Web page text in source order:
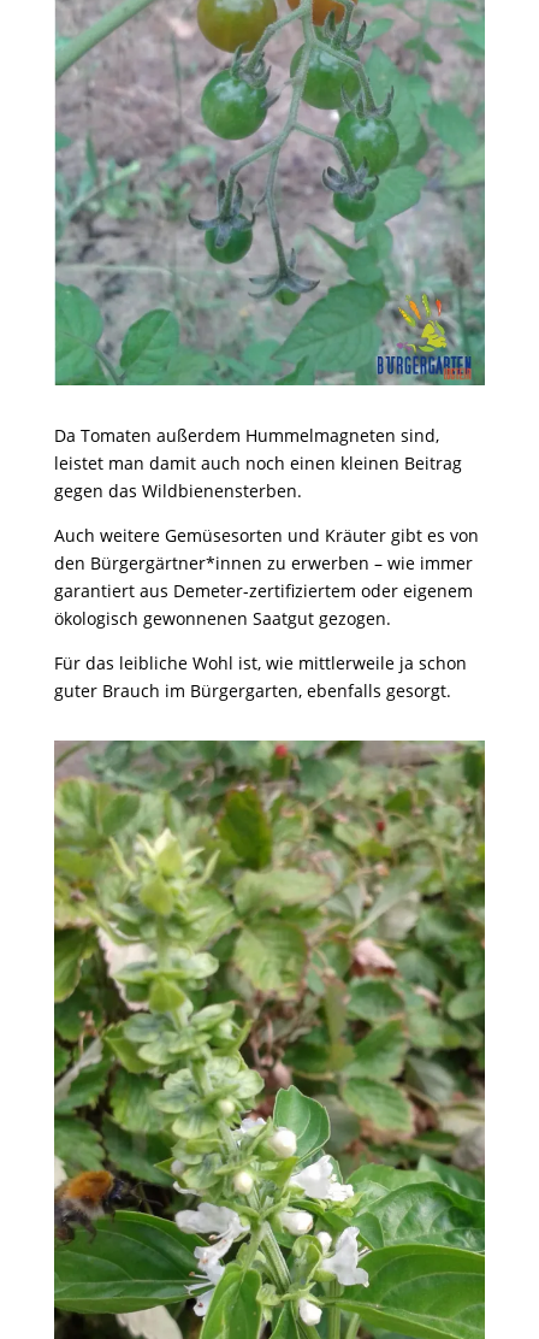
Da Tomaten außerdem Hummelmagneten sind,
leistet man damit auch noch einen kleinen Beitrag
gegen das Wildbienensterben.
Auch weitere Gemüsesorten und Kräuter gibt es von
den Bürgergärtner*innen zu erwerben – wie immer
garantiert aus Demeter-zertifiziertem oder eigenem
ökologisch gewonnenen Saatgut gezogen.
Für das leibliche Wohl ist, wie mittlerweile ja schon
guter Brauch im Bürgergarten, ebenfalls gesorgt.